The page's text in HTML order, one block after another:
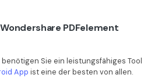
PDFelement
Sie ein leistungsfähiges Tool
App ist eine der besten von allen.